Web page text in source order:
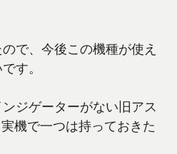
で、今後この機種が使え
す。
ジゲーターがない旧アス
機で一つは持っておきた